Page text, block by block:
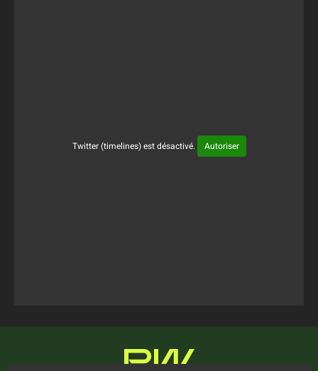
Twitter (timelines) est désactivé. Autoriser